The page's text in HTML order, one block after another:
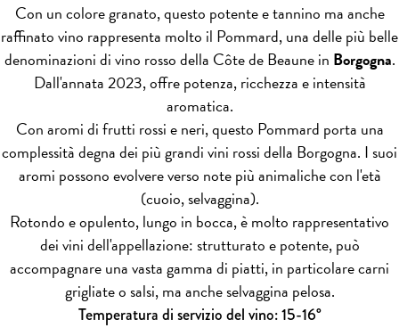
Con un colore granato, questo potente e tannino ma anche
raffinato vino rappresenta molto il Pommard, una delle più belle
denominazioni di vino rosso della Côte de Beaune in Borgogna.
Dall'annata 2023, offre potenza, ricchezza e intensità
aromatica.
Con aromi di frutti rossi e neri, questo Pommard porta una
complessità degna dei più grandi vini rossi della Borgogna. I suoi
aromi possono evolvere verso note più animaliche con l'età
(cuoio, selvaggina).
Rotondo e opulento, lungo in bocca, è molto rappresentativo
dei vini dell'appellazione: strutturato e potente, può
accompagnare una vasta gamma di piatti, in particolare carni
grigliate o salsi, ma anche selvaggina pelosa.
Temperatura di servizio del vino: 15-16°